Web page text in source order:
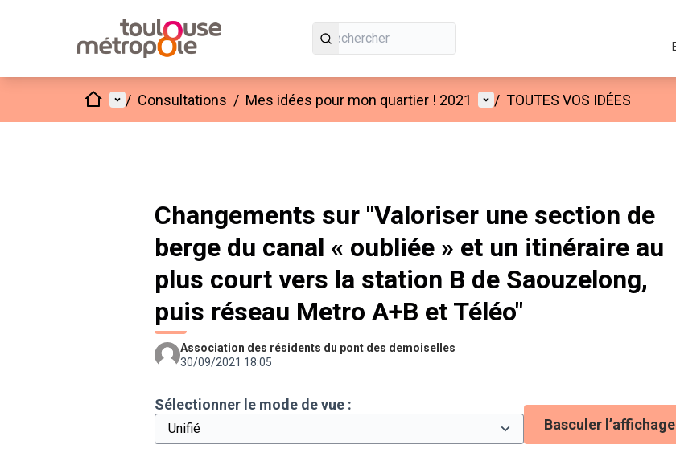
AccueilMenu principal
/ Consultations / Mes idées pour mon quartier ! 2021 Menu utilisateur
/ TOUTES VOS IDÉES
Changements sur "Valoriser une section de
berge du canal « oubliée » et un itinéraire au
plus court vers la station B de Saouzelong,
puis réseau Metro A+B et Téléo"
Association des résidents du pont des demoiselles
30/09/2021 18:05
Sélectionner le mode de vue :
Basculer l’affichage